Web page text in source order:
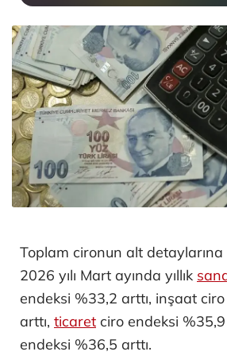
Toplam cironun alt detaylarına
2026 yılı Mart ayında yıllık
endeksi %33,2 arttı, inşaat
arttı, ticaret ciro endeksi
endeksi %36,5 arttı.